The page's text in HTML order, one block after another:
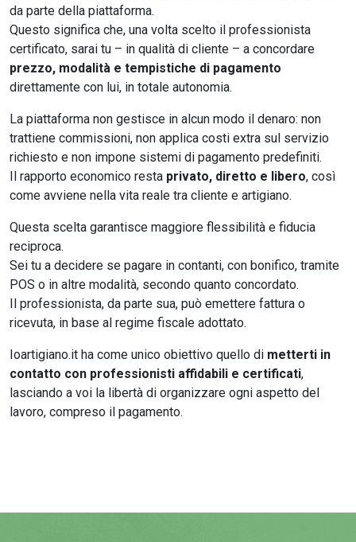
da parte della piattaforma.
Questo significa che, una volta scelto il professionista
certificato, sarai tu – in qualità di cliente – a concordare
prezzo, modalità e tempistiche di pagamento
direttamente con lui, in totale autonomia.
La piattaforma non gestisce in alcun modo il denaro: non
trattiene commissioni, non applica costi extra sul servizio
richiesto e non impone sistemi di pagamento predefiniti.
Il rapporto economico resta privato, diretto e libero, così
come avviene nella vita reale tra cliente e artigiano.
Questa scelta garantisce maggiore flessibilità e fiducia
reciproca.
Sei tu a decidere se pagare in contanti, con bonifico, tramite
POS o in altre modalità, secondo quanto concordato.
Il professionista, da parte sua, può emettere fattura o
ricevuta, in base al regime fiscale adottato.
Ioartigiano.it ha come unico obiettivo quello di metterti in
contatto con professionisti affidabili e certificati,
lasciando a voi la libertà di organizzare ogni aspetto del
lavoro, compreso il pagamento.